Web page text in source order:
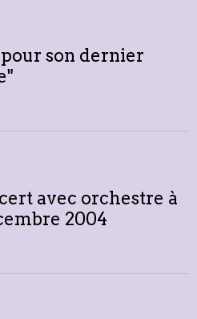
son dernier
avec orchestre à
2004